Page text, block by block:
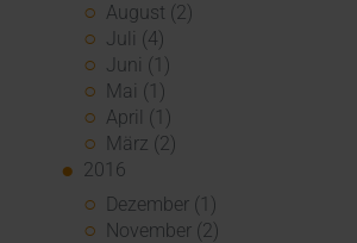
August (2)
Juli (4)
Juni (1)
Mai (1)
April (1)
März (2)
2016
Dezember (1)
November (2)